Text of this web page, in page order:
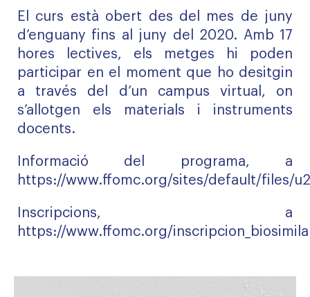
El curs està obert des del mes de juny
d’enguany fins al juny del 2020. Amb 17
hores lectives, els metges hi poden
participar en el moment que ho desitgin
a través del d’un campus virtual, on
s’allotgen els materials i instruments
docents.
Informació del programa, a
https://www.ffomc.org/sites/default/files/
Inscripcions, a
https://www.ffomc.org/